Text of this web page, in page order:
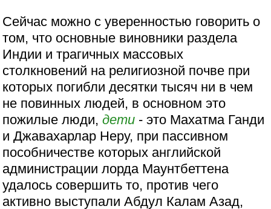
Сейчас можно с уверенностью говорить о
том, что основные виновники раздела
Индии и трагичных массовых
столкновений на религиозной почве при
которых погибли десятки тысяч ни в чем
не повинных людей, в основном это
пожилые люди,дети - это Махатма Ганди
и Джавахарлар Неру, при пассивном
пособничестве которых английской
администрации лорда Маунтбеттена
удалось совершить то, против чего
активно выступали Абдул Калам Азад,